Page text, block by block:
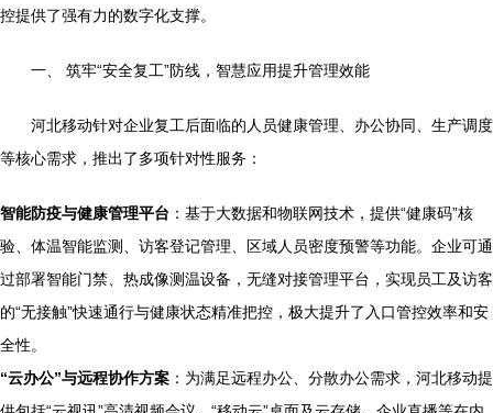
控提供了强有力的数字化支撑。
一、 筑牢“安全复工”防线，智慧应用提升管理效能
河北移动针对企业复工后面临的人员健康管理、办公协同、生产调度
等核心需求，推出了多项针对性服务：
智能防疫与健康管理平台 ：基于大数据和物联网技术，提供“健康码”核
验、体温智能监测、访客登记管理、区域人员密度预警等功能。企业可通
过部署智能门禁、热成像测温设备，无缝对接管理平台，实现员工及访客
的“无接触”快速通行与健康状态精准把控，极大提升了入口管控效率和安
全性。
“云办公”与远程协作方案 ：为满足远程办公、分散办公需求，河北移动提